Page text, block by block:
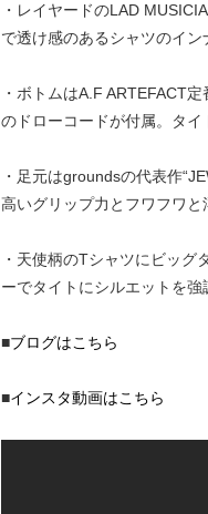
・レイヤードのLAD
で透け感のあるシャツのイ
・ボトムはA.F ARTEFACT
のドローコードが付属。タイ
・足元はgroundsの代表作
高いグリップ力とフワフワと
・天使柄のTシャツにビッ
ーでタイトにシルエットを強
■ブログはこちら
■インスタ動画はこちら